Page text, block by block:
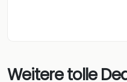
Weitere tolle